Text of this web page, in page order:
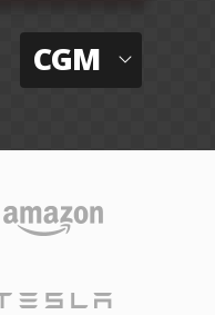
CGM